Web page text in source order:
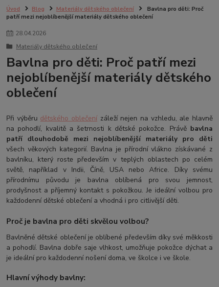
Úvod Blog Materiály dětského oblečení
Bavlna pro děti: Proč
patří mezi nejoblíbenější materiály dětského oblečení
28.04.2026
Materiály dětského oblečení
Bavlna pro děti: Proč patří mezi
nejoblíbenější materiály dětského
oblečení
Při výběru dětského oblečení záleží nejen na vzhledu, ale hlavně
na pohodlí, kvalitě a šetrnosti k dětské pokožce. Právě bavlna
patří dlouhodobě mezi nejoblíbenější materiály pro děti
všech věkových kategorií. Bavlna je přírodní vlákno získávané z
bavlníku, který roste především v teplých oblastech po celém
světě, například v Indii, Číně, USA nebo Africe. Díky svému
přírodnímu původu je bavlna oblíbená pro svou jemnost,
prodyšnost a příjemný kontakt s pokožkou. Je ideální volbou pro
každodenní dětské oblečení a vhodná i pro citlivější děti.
Proč je bavlna pro děti skvělou volbou?
Bavlněné dětské oblečení je oblíbené především díky své měkkosti
a pohodlí. Bavlna dobře saje vlhkost, umožňuje pokožce dýchat a
je ideální pro každodenní nošení doma, ve školce i ve škole.
Hlavní výhody bavlny: